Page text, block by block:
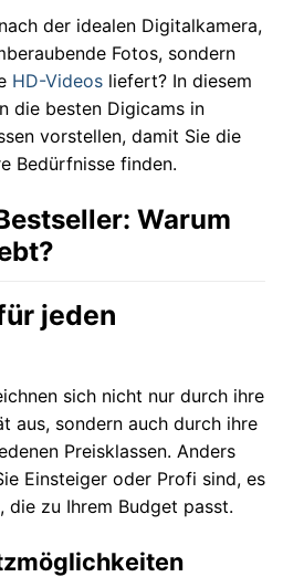
der idealen Digitalkamera,
Fotos, sondern
HD-Videos liefert? In diesem
die besten Digicams in
vorstellen, damit Sie die
Bedürfnisse finden.
Warum
jeden
sich nicht nur durch ihre
aus, sondern auch durch ihre
Preisklassen. Anders
Einsteiger oder Profi sind, es
zu Ihrem Budget passt.